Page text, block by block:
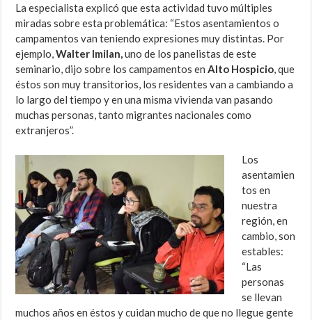
La especialista explicó que esta actividad tuvo múltiples
miradas sobre esta problemática: “Estos asentamientos o
campamentos van teniendo expresiones muy distintas. Por
ejemplo,Walter Imilan,uno de los panelistas de este
seminario, dijo sobre los campamentos enAlto Hospicio, que
éstos son muy transitorios, los residentes van a cambiando a
lo largo del tiempo y en una misma vivienda van pasando
muchas personas, tanto migrantes nacionales como
extranjeros”.
Los
asentamien
tos en
nuestra
región, en
cambio, son
estables:
“Las
personas
se llevan
muchos años en éstos y cuidan mucho de que no llegue gente